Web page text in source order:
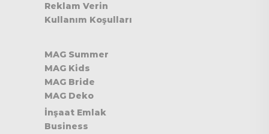
Reklam Verin
Kullanım Koşulları
MAG Summer
MAG Kids
MAG Bride
MAG Deko
İnşaat Emlak
Business